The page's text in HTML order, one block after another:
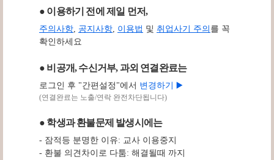
● 이용하기 전에 제일 먼저,
주의사항, 공지사항, 이용법 및 취업사기 주의 를 꼭
확인하세요
● 비공개, 수신거부, 과외 연결완료는
로그인 후 "간편설정"에서 변경하기 ▶️
(연결완료는 노출/연락 완전차단됩니다)
● 학생과 환불문제 발생시에는
- 잠적등 분명한 이유: 교사 이용중지
- 환불 의견차이로 다툼: 해결될때 까지